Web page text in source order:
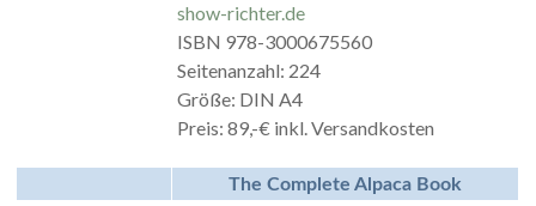
show-richter.de
ISBN 978-3000675560
Seitenanzahl: 224
Größe: DIN A4
Preis: 89,-€ inkl. Versandkosten
The Complete Alpaca Book